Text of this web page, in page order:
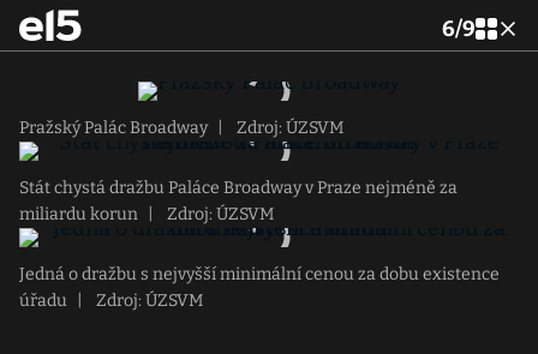
6/9
Pražský Palác Broadway Zdroj: ÚZSVM
Stát chystá dražbu Paláce Broadway v Praze nejméně za
miliardu korun
Zdroj: ÚZSVM
Jedná o dražbu s nejvyšší minimální cenou za dobu existence
úřadu
Zdroj: ÚZSVM